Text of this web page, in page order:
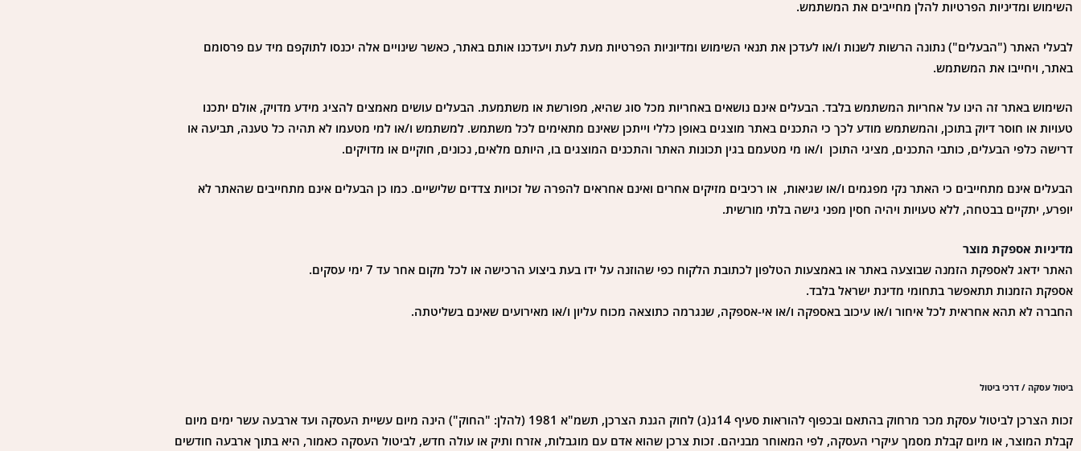
השימוש ומדיניות הפרטיות להלן מחייבים את המשתמש.
לבעלי האתר ("הבעלים") נתונה הרשות לשנות ו/או לעדכן את תנאי השימוש ומדיוניות הפרטיות מעת לעת ויעדכנו אותם באתר, כאשר שינויים אלה יכנסו לתוקפם מיד עם פרסומם
באתר, ויחייבו את המשתמש.
השימוש באתר זה הינו על אחריות המשתמש בלבד. הבעלים אינם נושאים באחריות מכל סוג שהיא, מפורשת או משתמעת. הבעלים עושים מאמצים להציג מידע מדויק, אולם יתכנו
טעויות או חוסר דיוק בתוכן, והמשתמש מודע לכך כי התכנים באתר מוצגים באופן כללי וייתכן שאינם מתאימים לכל משתמש. למשתמש ו/או למי מטעמו לא תהיה כל טענה, תביעה או
דרישה כלפי הבעלים, כותבי התכנים, מציגי התוכן ו/או מי מטעמם בגין תכונות האתר והתכנים המוצגים בו, היותם מלאים, נכונים, חוקיים או מדויקים.
הבעלים אינם מתחייבים כי האתר נקי מפגמים ו/או שגיאות, או רכיבים מזיקים אחרים ואינם אחראים להפרה של זכויות צדדים שלישיים. כמו כן הבעלים אינם מתחייבים שהאתר לא
יופרע, יתקיים בבטחה, ללא טעויות ויהיה חסין מפני גישה בלתי מורשית.
מדיניות אספקת מוצר
האתר ידאג לאספקת הזמנה שבוצעה באתר או באמצעות הטלפון לכתובת הלקוח כפי שהוזנה על ידו בעת ביצוע הרכישה או לכל מקום אחר עד 7 ימי עסקים.
אספקת הזמנות תתאפשר בתחומי מדינת ישראל בלבד.
החברה לא תהא אחראית לכל איחור ו/או עיכוב באספקה ו/או אי-אספקה, שנגרמה כתוצאה מכוח עליון ו/או מאירועים שאינם בשליטתה.
ביטול עסקה / דרכי ביטול
זכות הצרכן לביטול עסקת מכר מרחוק בהתאם ובכפוף להוראות סעיף 14ג(ג) לחוק הגנת הצרכן, תשמ"א 1981 (להלן: "החוק") הינה מיום עשיית העסקה ועד ארבעה עשר ימים מיום
קבלת המוצר, או מיום קבלת מסמך עיקרי העסקה, לפי המאוחר מבניהם. זכות צרכן שהוא אדם עם מוגבלות, אזרח ותיק או עולה חדש, לביטול העסקה כאמור, היא בתוך ארבעה חודשים